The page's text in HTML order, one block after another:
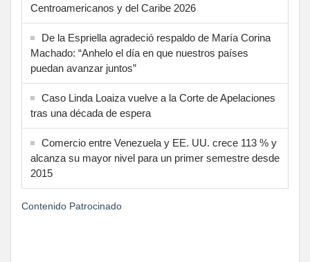
Centroamericanos y del Caribe 2026
De la Espriella agradeció respaldo de María Corina
Machado: “Anhelo el día en que nuestros países
puedan avanzar juntos”
Caso Linda Loaiza vuelve a la Corte de Apelaciones
tras una década de espera
Comercio entre Venezuela y EE. UU. crece 113 % y
alcanza su mayor nivel para un primer semestre desde
2015
Contenido Patrocinado